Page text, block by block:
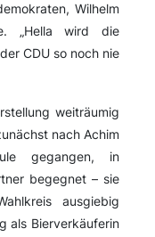
Wilhelm
„Hella wird die
CDU so noch nie
weiträumig
nach Achim
gegangen, in
begegnet – sie
ausgiebig
als Bierverkäuferin